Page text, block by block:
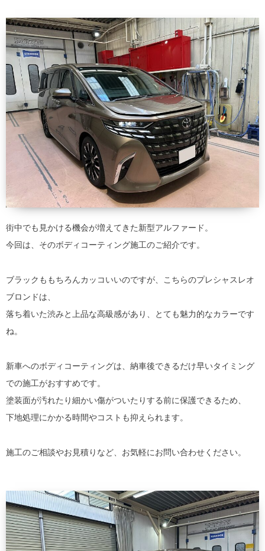
街中でも見かける機会が増えてきた新型アルファード。
今回は、そのボディコーティング施工のご紹介です。
ブラックももちろんカッコいいのですが、こちらのプレシャスレオ
ブロンドは、
落ち着いた渋みと上品な高級感があり、とても魅力的なカラーです
ね。
新車へのボディコーティングは、納車後できるだけ早いタイミング
での施工がおすすめです。
塗装面が汚れたり細かい傷がついたりする前に保護できるため、
下地処理にかかる時間やコストも抑えられます。
施工のご相談やお見積りなど、お気軽にお問い合わせください。